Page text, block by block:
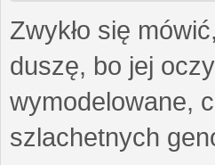
Zwykło się
duszę, bo jej
wymodelowane,
szlachetnych